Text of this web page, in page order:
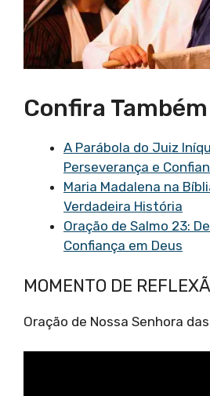
Confira Também
A Parábola do Juiz
Perseverança e
Maria Madalena na
Verdadeira História
Oração de Salmo 23:
Confiança em Deus
MOMENTO DE
Oração de Nossa Senhora